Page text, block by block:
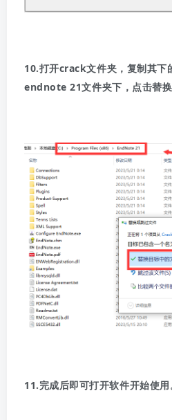
10.打开crack文件夹，复制其下
endnote 21文件夹下，点击替换
11.完成后即可打开软件开始使用